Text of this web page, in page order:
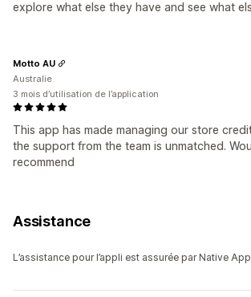
explore what else they have and see what
This app has made managing our store
the support from the team is unmatched.
recommend
Motto AU
Australie
3 mois d’utilisation de l’application
Assistance
L’assistance pour l’appli est assurée par Native